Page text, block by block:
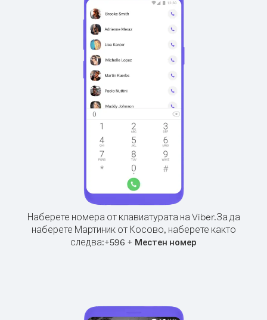
Наберете номера от клавиатурата на Viber.За да
наберете Мартиник от Косово, наберете както
следва:+596 + Местен номер